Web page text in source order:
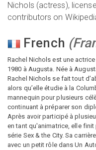
Nichols (actress),
contributors on
French (
Rachel Nichols est une
1980 à Augusta. Née à
Rachel Nichols se fait tout
alors qu’elle étudie à la
mannequin pour plusieurs
continuant à préparer son
Après avoir participé à
en tant qu'animatrice, elle
série Sex & the City. Sa
avec un petit rôle dans Un